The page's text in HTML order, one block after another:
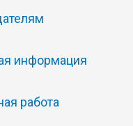
информация
работа